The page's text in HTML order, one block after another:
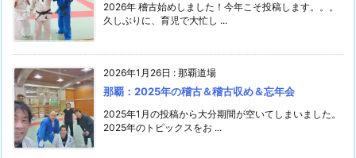
2026年 稽古始めしました！今年こそ投稿します。。。
久しぶりに、育児で大忙し ...
2026年1月26日 : 那覇道場
那覇：2025年の稽古＆稽古収め＆忘年会
2025年1月の投稿から大分期間が空いてしまいました。
2025年のトピックスをお ...